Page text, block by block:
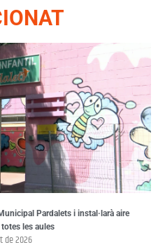
Pardalets i instal·larà aire
les aules
de 2026